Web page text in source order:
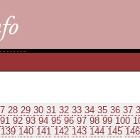
28 29 30 31 32 33 34 35 36 37
91 92 93 94 95 96 97 98 99 100
139 140 141 142 143 144 145 146